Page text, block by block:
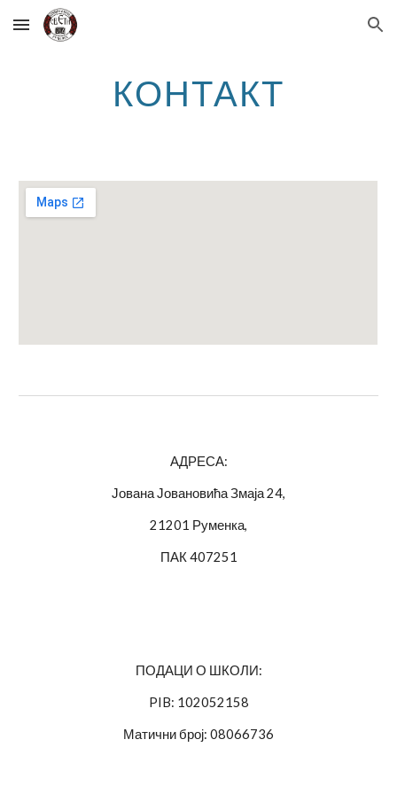
Skip to main content Skip to navigation
КОНТАКТ
АДРЕСА:
Јована Јовановића Змаја 24,
21201 Руменка,
ПАК 407251
ПОДАЦИ О ШКОЛИ:
PIB: 102052158
Матични број: 08066736